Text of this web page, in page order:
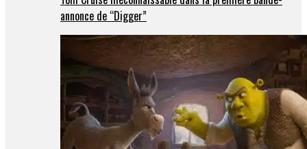
annonce de “Digger”